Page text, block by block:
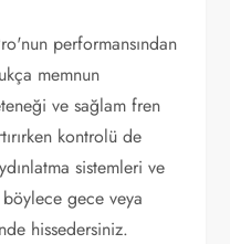
performansından
memnun
ve sağlam fren
kontrolü de
sistemleri ve
gece veya
hissedersiniz.